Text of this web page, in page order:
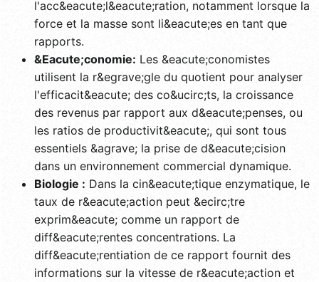
l'acc&eacute;l&eacute;ration, notamment lorsque la
force et la masse sont li&eacute;es en tant que
rapports.
&Eacute;conomie: Les &eacute;conomistes
utilisent la r&egrave;gle du quotient pour analyser
l'efficacit&eacute; des co&ucirc;ts, la croissance
des revenus par rapport aux d&eacute;penses, ou
les ratios de productivit&eacute;, qui sont tous
essentiels &agrave; la prise de d&eacute;cision
dans un environnement commercial dynamique.
Biologie : Dans la cin&eacute;tique enzymatique, le
taux de r&eacute;action peut &ecirc;tre
exprim&eacute; comme un rapport de
diff&eacute;rentes concentrations. La
diff&eacute;rentiation de ce rapport fournit des
informations sur la vitesse de r&eacute;action et